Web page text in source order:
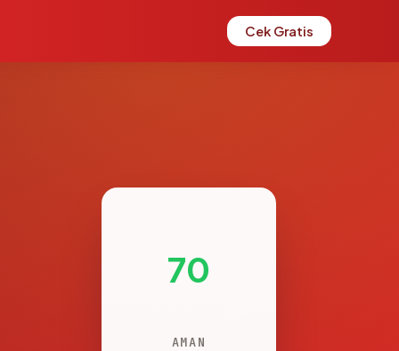
Cek Gratis
70
AMAN